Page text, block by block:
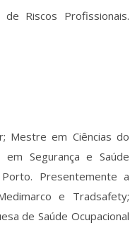
Riscos Profissionais.
Mestre em Ciências do
Segurança e Saúde
Presentemente a
e Tradsafety;
de Saúde Ocupacional